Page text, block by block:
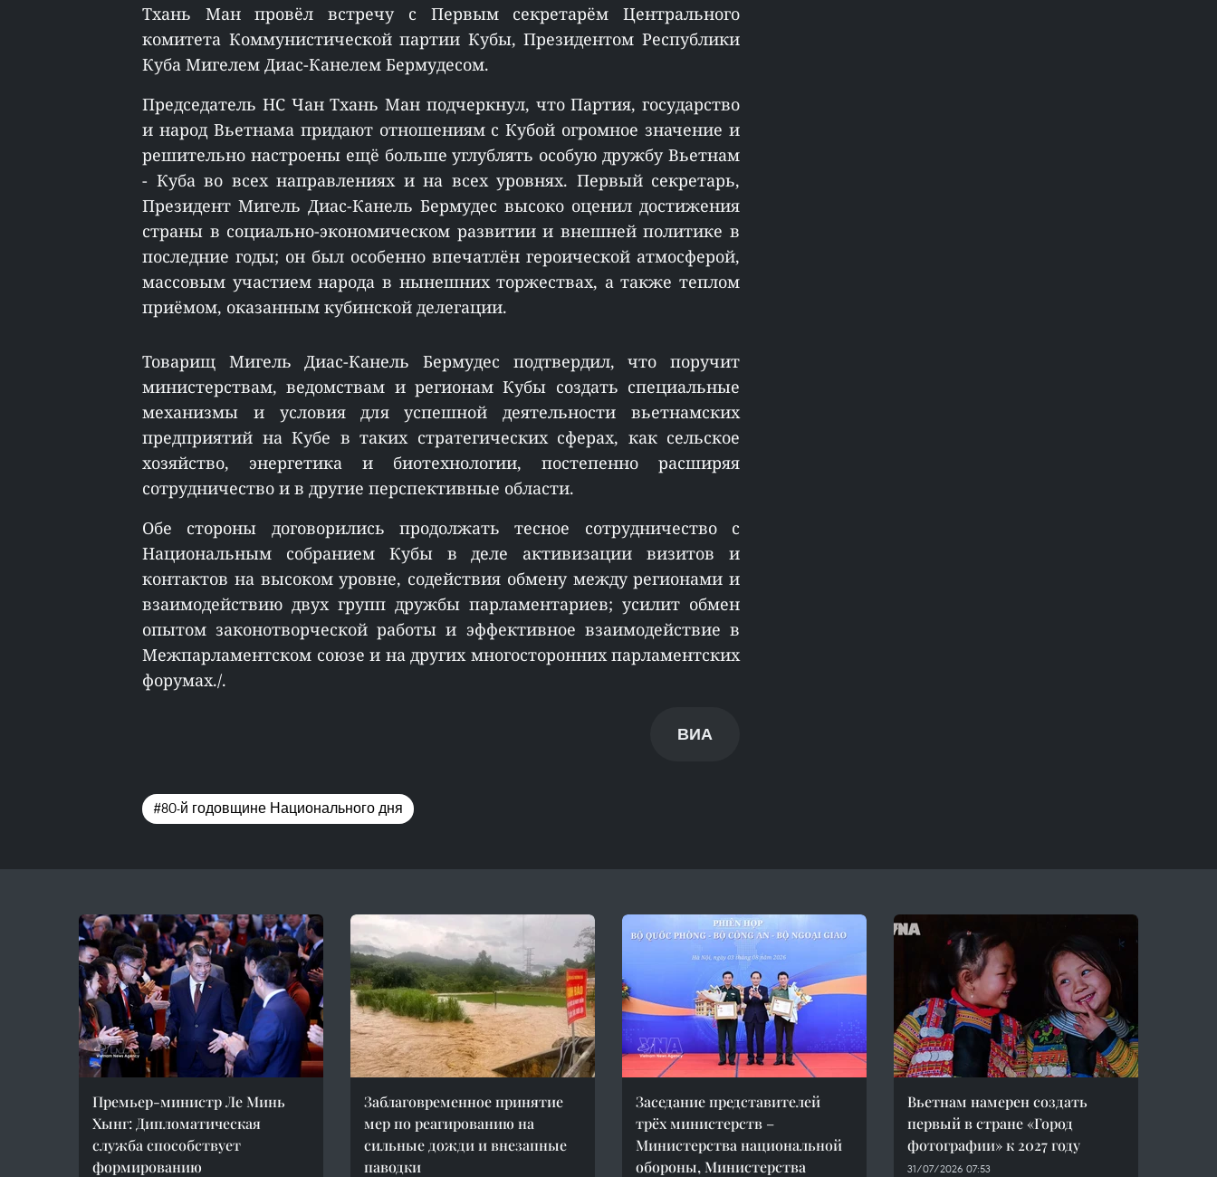
Тхань Ман провёл встречу с Первым секретарём Центрального
комитета Коммунистической партии Кубы, Президентом Республики
Куба Мигелем Диас-Канелем Бермудесом.
Председатель НС Чан Тхань Ман подчеркнул, что Партия, государство
и народ Вьетнама придают отношениям с Кубой огромное значение и
решительно настроены ещё больше углублять особую дружбу Вьетнам
- Куба во всех направлениях и на всех уровнях. Первый секретарь,
Президент Мигель Диас-Канель Бермудес высоко оценил достижения
страны в социально-экономическом развитии и внешней политике в
последние годы; он был особенно впечатлён героической атмосферой,
массовым участием народа в нынешних торжествах, а также теплом
приёмом, оказанным кубинской делегации.
Товарищ Мигель Диас-Канель Бермудес подтвердил, что поручит
министерствам, ведомствам и регионам Кубы создать специальные
механизмы и условия для успешной деятельности вьетнамских
предприятий на Кубе в таких стратегических сферах, как сельское
хозяйство, энергетика и биотехнологии, постепенно расширяя
сотрудничество и в другие перспективные области.
Обе стороны договорились продолжать тесное сотрудничество с
Национальным собранием Кубы в деле активизации визитов и
контактов на высоком уровне, содействия обмену между регионами и
взаимодействию двух групп дружбы парламентариев; усилит обмен
опытом законотворческой работы и эффективное взаимодействие в
Межпарламентском союзе и на других многосторонних парламентских
форумах./.
ВИА
#80-й годовщине Национального дня
Премьер-министр Ле Минь
Хынг: Дипломатическая
служба способствует
формированию
Заблаговременное принятие
мер по реагированию на
сильные дожди и внезапные
паводки
Заседание представителей
трёх министерств –
Министерства национальной
обороны, Министерства
Вьетнам намерен создать
первый в стране «Город
фотографии» к 2027 году
31/07/2026 07:53